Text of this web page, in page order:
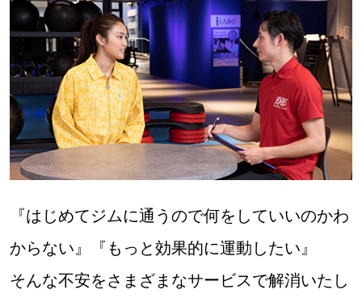
『はじめてジムに通うので何をしていいのかわ
からない』『もっと効果的に運動したい』
そんな不安をさまざまなサービスで解消いたし